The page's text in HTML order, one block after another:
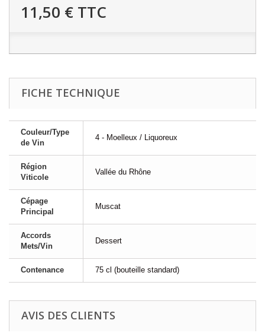
11,50 € TTC
FICHE TECHNIQUE
Couleur/Type
de Vin
4 - Moelleux / Liquoreux
Région
Viticole
Vallée du Rhône
Cépage
Principal
Muscat
Accords
Mets/Vin
Dessert
Contenance 75 cl (bouteille standard)
AVIS DES CLIENTS